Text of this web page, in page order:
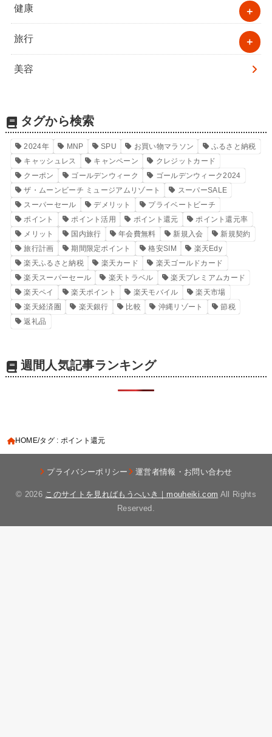
健康
旅行
美容
タグから検索
2024年 MNP SPU お買い物マラソン
ふるさと納税
キャッシュレス
キャンペーン
クレジットカード
クーポン
ゴールデンウィーク
ゴールデンウィーク2024
ザ・ムーンビーチ ミュージアムリゾート
スーパーSALE
スーパーセール
デメリット
プライベートビーチ
ポイント
ポイント活用 ポイント還元
ポイント還元率
メリット
国内旅行 年会費無料 新規入会
新規契約
旅行計画
期間限定ポイント 格安SIM
楽天Edy
楽天ふるさと納税
楽天カード
楽天ゴールドカード
楽天スーパーセール
楽天トラベル
楽天プレミアムカード
楽天ペイ
楽天ポイント 楽天モバイル
楽天市場
楽天経済圏
楽天銀行 比較 沖縄リゾート
節税
返礼品
週間人気記事ランキング
HOME タグ : ポイント還元
プライバシーポリシー 運営者情報・お問い合わせ
© 2026 このサイトを見ればもうへいき｜mouheiki.com All Rights
Reserved.